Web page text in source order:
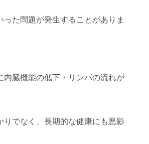
た問題が発生することがありま
臓機能の低下・リンパの流れが
でなく、長期的な健康にも悪影